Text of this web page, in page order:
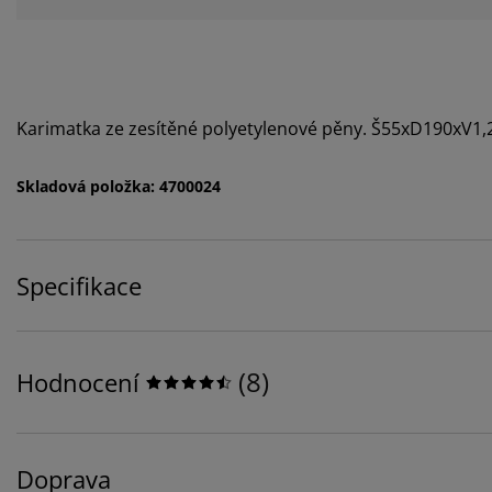
Karimatka ze zesítěné polyetylenové pěny.
Skladová položka: 4700024
Specifikace
Hodnocení (8)
Doprava